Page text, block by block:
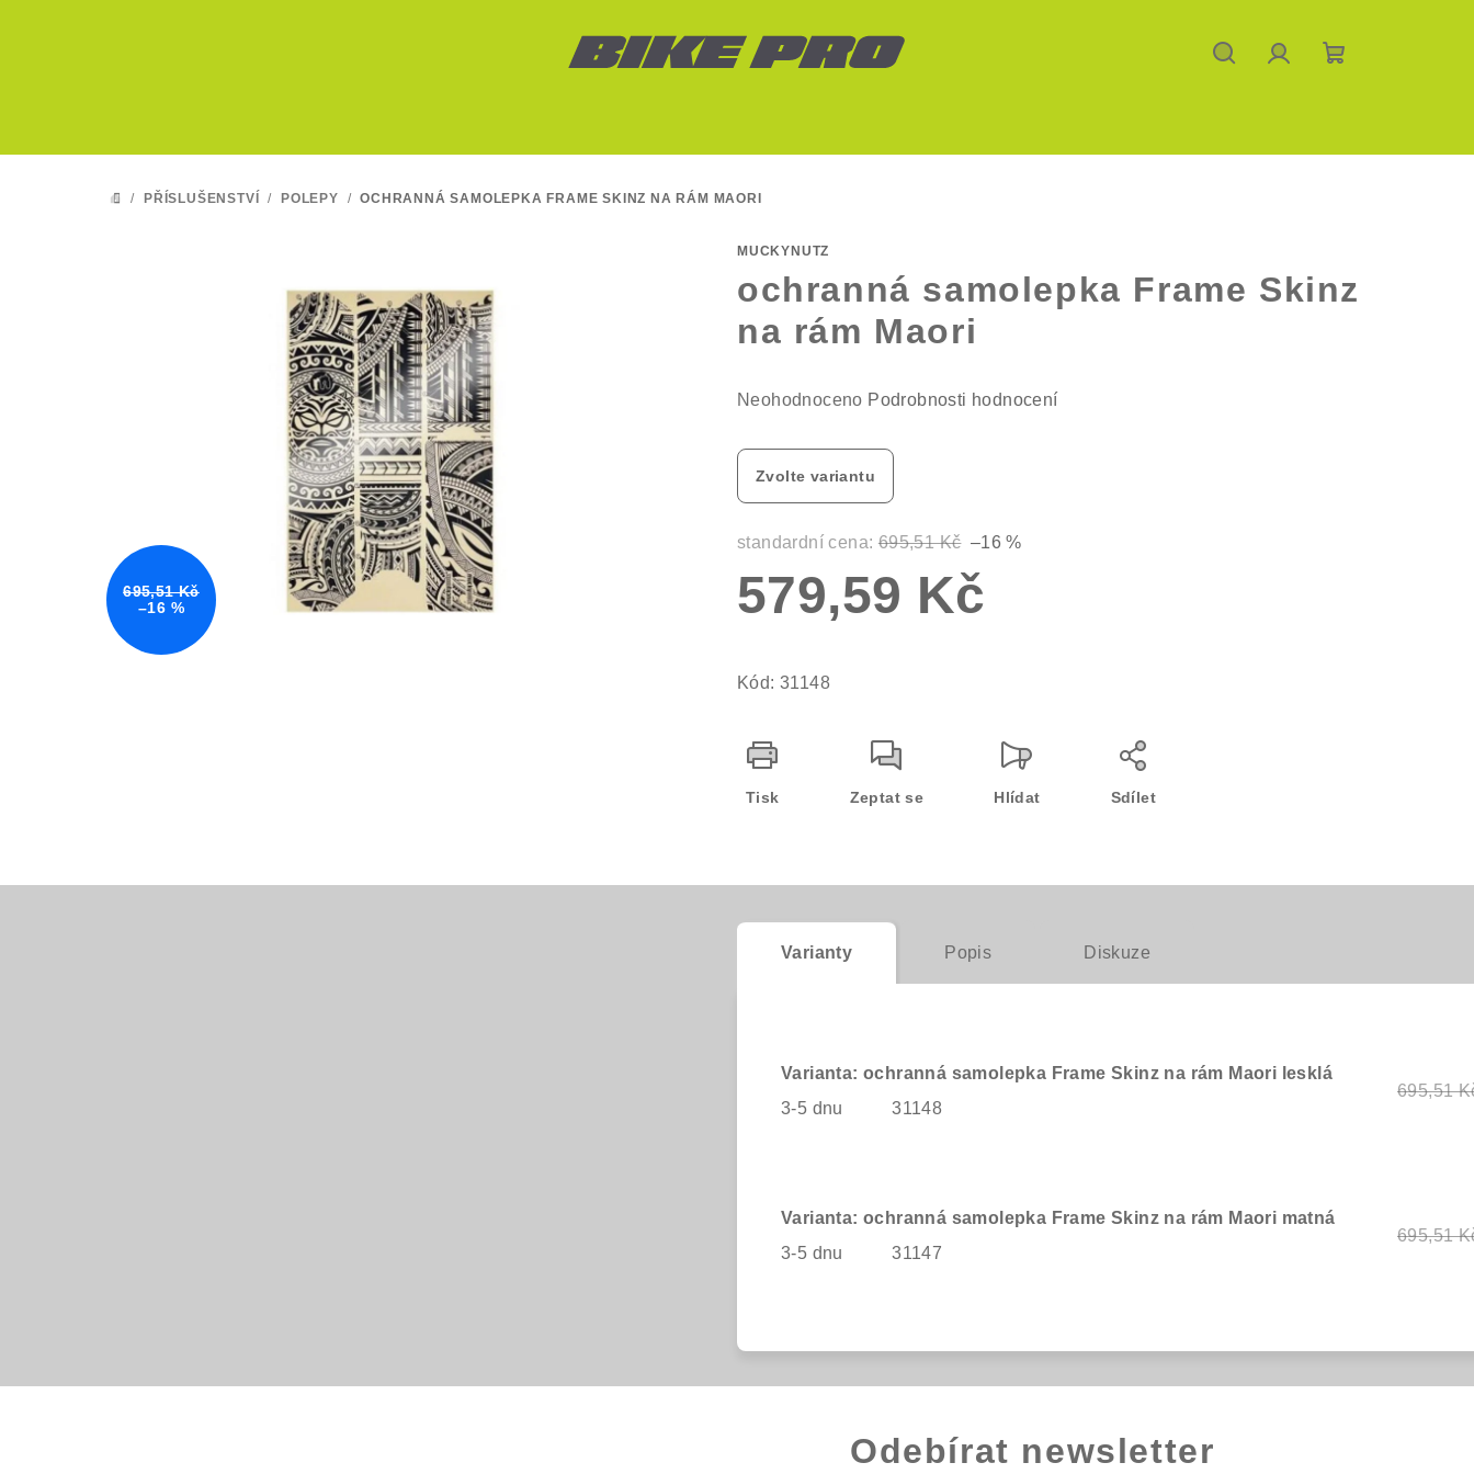
košík
DOMŮ
/ PŘÍSLUŠENSTVÍ / POLEPY / OCHRANNÁ SAMOLEPKA FRAME SKINZ NA RÁM MAORI
MUCKYNUTZ
ochranná samolepka Frame Skinz
na rám Maori
Průměrné
produktu
0,0
hvězdiček.
Neohodnoceno Podrobnosti hodnocení
Zvolte variantu
standardní cena: 695,51 Kč –16 %
579,59 Kč
cena:
Kód: 31148
Tisk Zeptat se Hlídat Sdílet
695,51 Kč
–16 %
Varianty Popis Diskuze
Varianta: ochranná samolepka Frame Skinz na rám Maori lesklá
3-5 dnu
31148
695,51
Varianta: ochranná samolepka Frame Skinz na rám Maori matná
3-5 dnu
31147
695,51
Odebírat newsletter